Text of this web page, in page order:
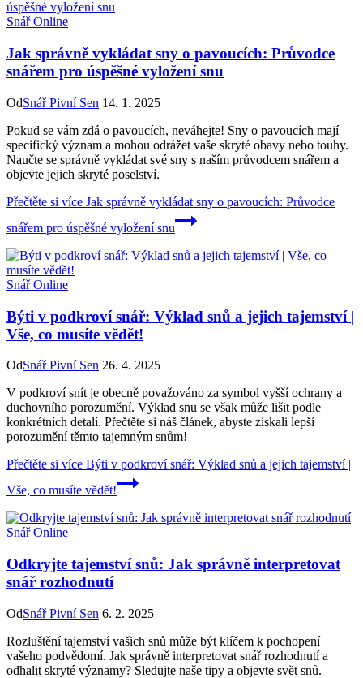
Snář Online
Jak správně vykládat sny o pavoucích: Průvodce
snářem pro úspěšné vyložení snu
OdSnář Pivní Sen 14. 1. 2025
Pokud se vám zdá o pavoucích, neváhejte! Sny o pavoucích mají
specifický význam a mohou odrážet vaše skryté obavy nebo touhy.
Naučte se správně vykládat své sny s naším průvodcem snářem a
objevte jejich skryté poselství.
Přečtěte si více Jak správně vykládat sny o pavoucích: Průvodce
snářem pro úspěšné vyložení snu
Snář Online
Býti v podkroví snář: Výklad snů a jejich tajemství |
Vše, co musíte vědět!
OdSnář Pivní Sen 26. 4. 2025
V podkroví snít je obecně považováno za symbol vyšší ochrany a
duchovního porozumění. Výklad snu se však může lišit podle
konkrétních detalí. Přečtěte si náš článek, abyste získali lepší
porozumění těmto tajemným snům!
Přečtěte si více Býti v podkroví snář: Výklad snů a jejich tajemství |
Vše, co musíte vědět!
Snář Online
Odkryjte tajemství snů: Jak správně interpretovat
snář rozhodnutí
OdSnář Pivní Sen 6. 2. 2025
Rozluštění tajemství vašich snů může být klíčem k pochopení
vašeho podvědomí. Jak správně interpretovat snář rozhodnutí a
odhalit skryté významy? Sledujte naše tipy a objevte svět snů.